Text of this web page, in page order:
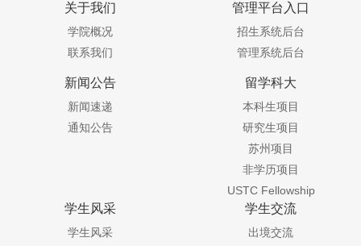
关于我们
学院概况
联系我们
管理平台入口
招生系统后台
管理系统后台
新闻公告
新闻速递
通知公告
留学科大
本科生项目
研究生项目
苏州项目
非学历项目
USTC Fellowship
学生风采
学生风采
学生交流
出境交流